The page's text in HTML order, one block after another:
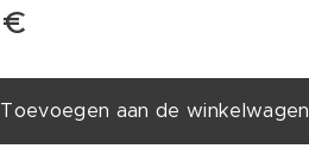
€
Toevoegen aan de winkelwagen